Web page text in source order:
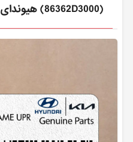
(86362D3000) هیوندای